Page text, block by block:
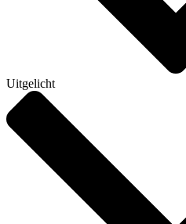
Uitgelicht